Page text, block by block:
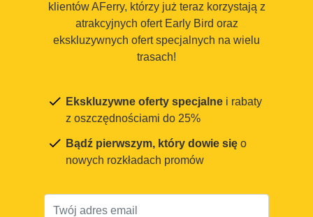
klientów AFerry, którzy już teraz korzystają z
atrakcyjnych ofert Early Bird oraz
ekskluzywnych ofert specjalnych na wielu
trasach!
Ekskluzywne oferty specjalne i rabaty
z oszczędnościami do 25%
Bądź pierwszym, który dowie się o
nowych rozkładach promów